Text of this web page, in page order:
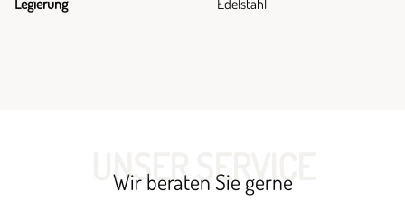
Legierung Edelstahl
UNSER SERVICE
Wir beraten Sie gerne